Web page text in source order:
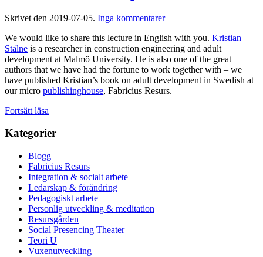
Skrivet den 2019-07-05. Inga kommentarertill
is
Adult
development?
We would like to share this lecture in English with you. Kristian
Stålne is a researcher in construction engineering and adult
development at Malmö University. He is also one of the great
authors that we have had the fortune to work together with – we
have published Kristian’s book on adult development in Swedish at
our micro publishinghouse, Fabricius Resurs.
Fortsätt läsa
Kategorier
Blogg
Fabricius Resurs
Integration & socialt arbete
Ledarskap & förändring
Pedagogiskt arbete
Personlig utveckling & meditation
Resursgården
Social Presencing Theater
Teori U
Vuxenutveckling